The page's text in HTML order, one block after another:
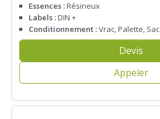
Essences :Résineux
Labels :DIN +
Conditionnement :Vrac, Palette, Sac
Devis
Appeler